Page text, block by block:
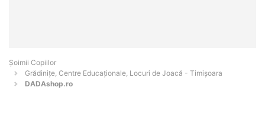
Șoimii Copiilor
Grădinițe, Centre Educaționale, Locuri de Joacă - Timişoara
DADAshop.ro